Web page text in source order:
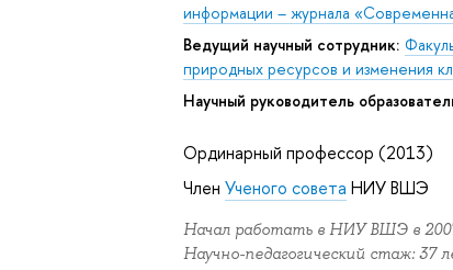
информации – журнала
Ведущий научный сотрудник:
природных ресурсов и изменения
Научный руководитель
Ординарный профессор (2013)
ЧленУченого совета НИУ ВШЭ
Начал работать в НИУ ВШЭ в
Научно-педагогический стаж: 37